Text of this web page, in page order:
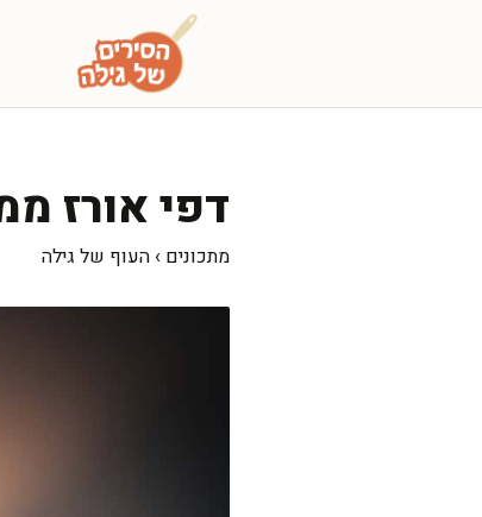
דפי אורז
מתכונים › העוף של גילה